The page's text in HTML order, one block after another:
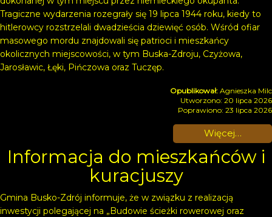
Tragiczne wydarzenia rozegrały się 19 lipca 1944 roku, kiedy to
hitlerowcy rozstrzelali dwadzieścia dziewięć osób. Wśród ofiar
masowego mordu znajdowali się patrioci i mieszkańcy
okolicznych miejscowości, w tym Buska-Zdroju, Czyżowa,
Jarosławic, Łęki, Pińczowa oraz Tuczęp.
Agnieszka Milc
Utworzono: 20 lipca 2026
Poprawiono: 23 lipca 2026
Więcej…
Informacja do mieszkańców i
kuracjuszy
Gmina Busko-Zdrój informuje, że w związku z realizacją
inwestycji polegającej na „Budowie ścieżki rowerowej oraz